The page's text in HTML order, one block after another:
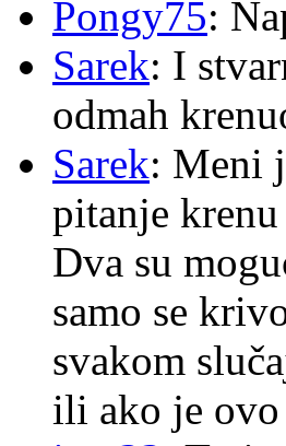
Pongy75:
Sarek: I
odmah
Sarek: Meni
pitanje krenu
Dva su
samo se
svakom
ili ako je